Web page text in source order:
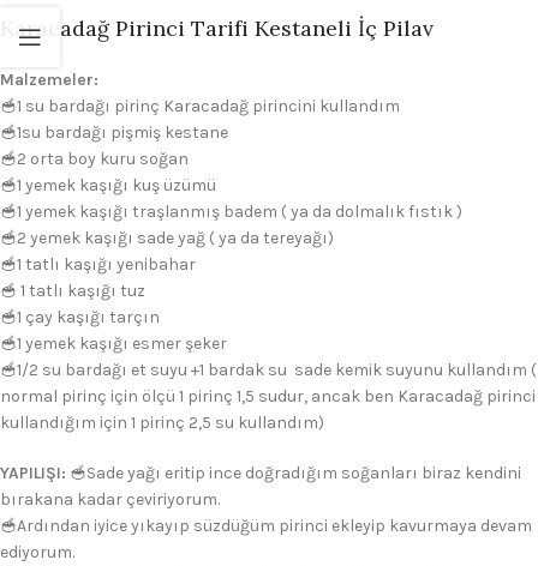
Karacadağ Pirinci Tarifi Kestaneli İç Pilav
Malzemeler:
🥣1 su bardağı pirinç Karacadağ pirincini kullandım
🥣1su bardağı pişmiş kestane
🥣2 orta boy kuru soğan
🥣1 yemek kaşığı kuş üzümü
🥣1 yemek kaşığı traşlanmış badem ( ya da dolmalık fıstık )
🥣2 yemek kaşığı sade yağ ( ya da tereyağı)
🥣1 tatlı kaşığı yenibahar
🥣 1 tatlı kaşığı tuz
🥣1 çay kaşığı tarçın
🥣1 yemek kaşığı esmer şeker
🥣1/2 su bardağı et suyu +1 bardak su sade kemik suyunu kullandım (
normal pirinç için ölçü 1 pirinç 1,5 sudur, ancak ben Karacadağ pirinci
kullandığım için 1 pirinç 2,5 su kullandım)
YAPILIŞI: 🥣Sade yağı eritip ince doğradığım soğanları biraz kendini
bırakana kadar çeviriyorum.
🥣Ardından iyice yıkayıp süzdüğüm pirinci ekleyip kavurmaya devam
ediyorum.